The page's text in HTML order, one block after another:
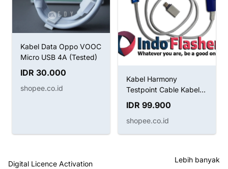
Kabel Data Oppo VOOC
Micro USB 4A (Tested)
IDR 30.000
shopee.co.id
Kabel Harmony
Testpoint Cable Kabel
Boot Huawei
IDR 99.900
shopee.co.id
Digital Licence Activation Lebih banyak